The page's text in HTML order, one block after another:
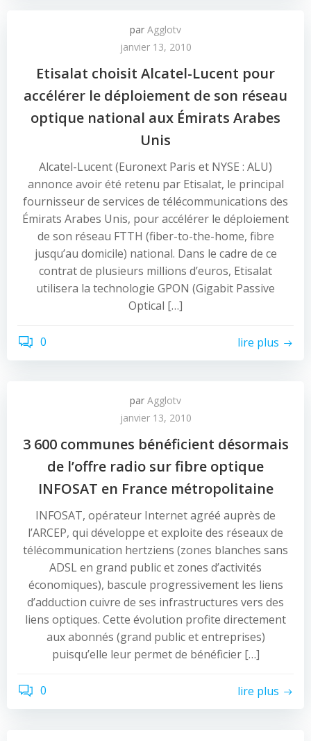
par Agglotv
janvier 13, 2010
Etisalat choisit Alcatel-Lucent pour
accélérer le déploiement de son réseau
optique national aux Émirats Arabes
Unis
Alcatel-Lucent (Euronext Paris et NYSE : ALU)
annonce avoir été retenu par Etisalat, le principal
fournisseur de services de télécommunications des
Émirats Arabes Unis, pour accélérer le déploiement
de son réseau FTTH (fiber-to-the-home, fibre
jusqu’au domicile) national. Dans le cadre de ce
contrat de plusieurs millions d’euros, Etisalat
utilisera la technologie GPON (Gigabit Passive
Optical […]
0 lire plus
par Agglotv
janvier 13, 2010
3 600 communes bénéficient désormais
de l’offre radio sur fibre optique
INFOSAT en France métropolitaine
INFOSAT, opérateur Internet agréé auprès de
l’ARCEP, qui développe et exploite des réseaux de
télécommunication hertziens (zones blanches sans
ADSL en grand public et zones d’activités
économiques), bascule progressivement les liens
d’adduction cuivre de ses infrastructures vers des
liens optiques. Cette évolution profite directement
aux abonnés (grand public et entreprises)
puisqu’elle leur permet de bénéficier […]
0 lire plus